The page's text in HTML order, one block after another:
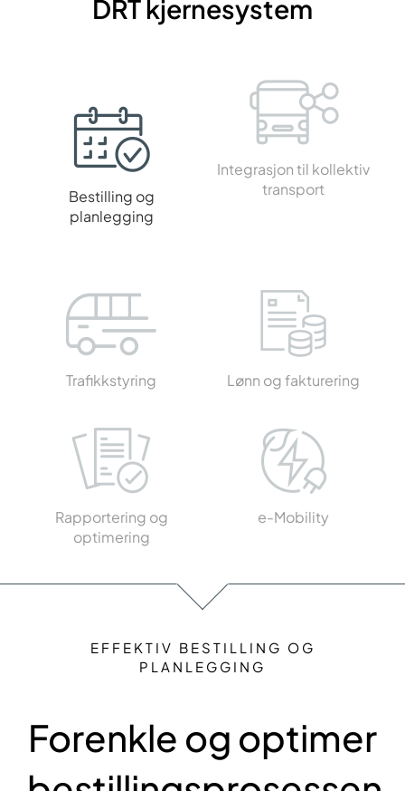
DRT kjernesystem
Bestilling og
planlegging
Integrasjon til kollektiv
transport
Trafikkstyring Lønn og fakturering
Rapportering og
optimering
e-Mobility
EFFEKTIV BESTILLING OG
PLANLEGGING
Forenkle og optimer